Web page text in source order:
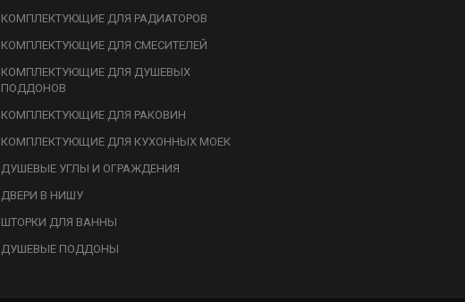
КОМПЛЕКТУЮЩИЕ ДЛЯ РАДИАТОРОВ
КОМПЛЕКТУЮЩИЕ ДЛЯ СМЕСИТЕЛЕЙ
КОМПЛЕКТУЮЩИЕ ДЛЯ ДУШЕВЫХ
ПОДДОНОВ
КОМПЛЕКТУЮЩИЕ ДЛЯ РАКОВИН
КОМПЛЕКТУЮЩИЕ ДЛЯ КУХОННЫХ МОЕК
ДУШЕВЫЕ УГЛЫ И ОГРАЖДЕНИЯ
ДВЕРИ В НИШУ
ШТОРКИ ДЛЯ ВАННЫ
ДУШЕВЫЕ ПОДДОНЫ